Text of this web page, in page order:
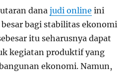
danajudi online ini
besar bagi stabilitas ekonomi
itu seharusnya dapat
kegiatan produktif yang
ekonomi. Namun,